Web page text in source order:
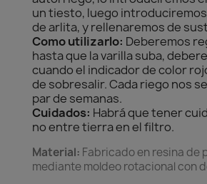
un tiesto, luego
de arlita, y rellenaremos de
Como utilizarlo: Deberemos
hasta que la varilla suba,
cuando el indicador de color
de sobresalir. Cada riego nos
par de semanas.
Cuidados: Habrá que tener
no entre tierra en el filtro.
Material: Fabricado en resina de
mediante moldeo rotacional con